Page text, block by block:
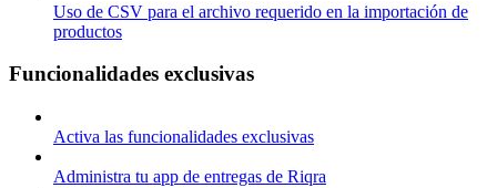
Uso de CSV para el archivo requerido en la importación de
productos
Funcionalidades exclusivas
Activa las funcionalidades exclusivas
Administra tu app de entregas de Riqra